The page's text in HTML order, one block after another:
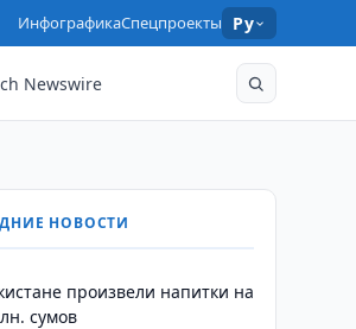
ИнфографикаСпецпроекты Ру
Newswire
НОВОСТИ
произвели напитки на
сумов